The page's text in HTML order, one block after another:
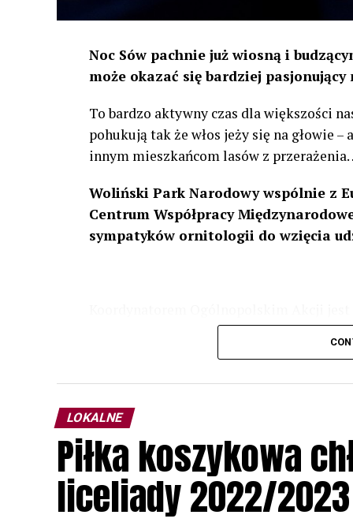
Noc Sów pachnie już wiosną i
może okazać się bardziej pasjonujący
To bardzo aktywny czas dla większości
pohukują tak że włos jeży się na głowie
innym mieszkańcom lasów z
Woliński Park Narodowy wspólnie z
Centrum Współpracy
sympatyków ornitologii do wzięcia
odbędzie się w dniach24 i 25 lutego
Wszystkich uczestników zapraszamy do
rozpoznawanie głosów sów i wymianę
zapisy.
LOKALNE
Piłka koszykowa
liceliady 2022/2023